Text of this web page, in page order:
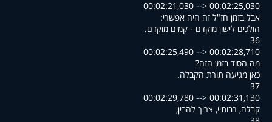
00:02:21,030 --> 00:02:25,030
:אבל בזמן חז"ל זה היה אפשרי
.הולכים לישון מוקדם - קמים מוקדם
36
00:02:25,490 --> 00:02:28,710
?מה הסוד בזמן הזה
.כאן מגיעה תורת הקבלה
37
00:02:29,780 --> 00:02:31,130
,קבלה, רבותיי, צריך להבין